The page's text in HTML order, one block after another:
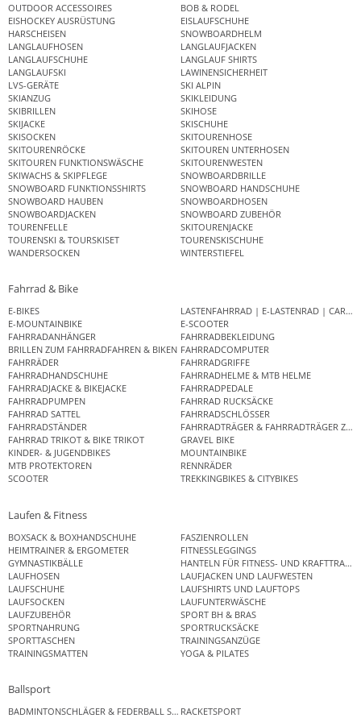
OUTDOOR ACCESSOIRES
BOB & RODEL
EISHOCKEY AUSRÜSTUNG
EISLAUFSCHUHE
HARSCHEISEN
SNOWBOARDHELM
LANGLAUFHOSEN
LANGLAUFJACKEN
LANGLAUFSCHUHE
LANGLAUF SHIRTS
LANGLAUFSKI
LAWINENSICHERHEIT
LVS-GERÄTE
SKI ALPIN
SKIANZUG
SKIKLEIDUNG
SKIBRILLEN
SKIHOSE
SKIJACKE
SKISCHUHE
SKISOCKEN
SKITOURENHOSE
SKITOURENRÖCKE
SKITOUREN UNTERHOSEN
SKITOUREN FUNKTIONSWÄSCHE
SKITOURENWESTEN
SKIWACHS & SKIPFLEGE
SNOWBOARDBRILLE
SNOWBOARD FUNKTIONSSHIRTS
SNOWBOARD HANDSCHUHE
SNOWBOARD HAUBEN
SNOWBOARDHOSEN
SNOWBOARDJACKEN
SNOWBOARD ZUBEHÖR
TOURENFELLE
SKITOURENJACKE
TOURENSKI & TOURSKISET
TOURENSKISCHUHE
WANDERSOCKEN
WINTERSTIEFEL
Fahrrad & Bike
E-BIKES
LASTENFAHRRAD | E-LASTENRAD |
E-MOUNTAINBIKE
E-SCOOTER
FAHRRADANHÄNGER
FAHRRADBEKLEIDUNG
BRILLEN ZUM FAHRRADFAHREN & BIKEN FAHRRADCOMPUTER
FAHRRÄDER
FAHRRADGRIFFE
FAHRRADHANDSCHUHE
FAHRRADHELME & MTB HELME
FAHRRADJACKE & BIKEJACKE
FAHRRADPEDALE
FAHRRADPUMPEN
FAHRRAD RUCKSÄCKE
FAHRRAD SATTEL
FAHRRADSCHLÖSSER
FAHRRADSTÄNDER
FAHRRADTRÄGER & FAHRRADTRÄGER
FAHRRAD TRIKOT & BIKE TRIKOT
GRAVEL BIKE
KINDER- & JUGENDBIKES
MOUNTAINBIKE
MTB PROTEKTOREN
RENNRÄDER
SCOOTER
TREKKINGBIKES & CITYBIKES
Laufen & Fitness
BOXSACK & BOXHANDSCHUHE
FASZIENROLLEN
HEIMTRAINER & ERGOMETER
FITNESSLEGGINGS
GYMNASTIKBÄLLE
HANTELN FÜR FITNESS- UND
LAUFHOSEN
LAUFJACKEN UND LAUFWESTEN
LAUFSCHUHE
LAUFSHIRTS UND LAUFTOPS
LAUFSOCKEN
LAUFUNTERWÄSCHE
LAUFZUBEHÖR
SPORT BH & BRAS
SPORTNAHRUNG
SPORTRUCKSÄCKE
SPORTTASCHEN
TRAININGSANZÜGE
TRAININGSMATTEN
YOGA & PILATES
Ballsport
BADMINTONSCHLÄGER & FEDERBALL SETSRACKETSPORT